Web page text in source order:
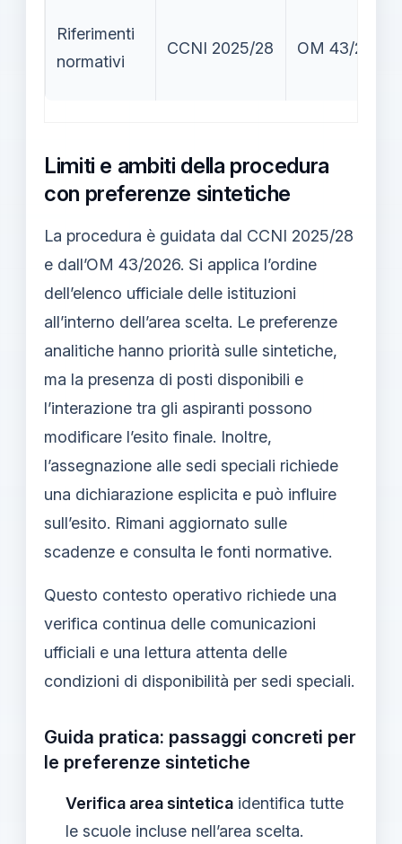
Riferimenti
normativi
CCNI 2025/28 OM 43/2026
Limiti e ambiti della procedura
con preferenze sintetiche
La procedura è guidata dal CCNI 2025/28
e dall’OM 43/2026. Si applica l’ordine
dell’elenco ufficiale delle istituzioni
all’interno dell’area scelta. Le preferenze
analitiche hanno priorità sulle sintetiche,
ma la presenza di posti disponibili e
l’interazione tra gli aspiranti possono
modificare l’esito finale. Inoltre,
l’assegnazione alle sedi speciali richiede
una dichiarazione esplicita e può influire
sull’esito. Rimani aggiornato sulle
scadenze e consulta le fonti normative.
Questo contesto operativo richiede una
verifica continua delle comunicazioni
ufficiali e una lettura attenta delle
condizioni di disponibilità per sedi speciali.
Guida pratica: passaggi concreti per
le preferenze sintetiche
Verifica area sintetica identifica tutte
le scuole incluse nell’area scelta.